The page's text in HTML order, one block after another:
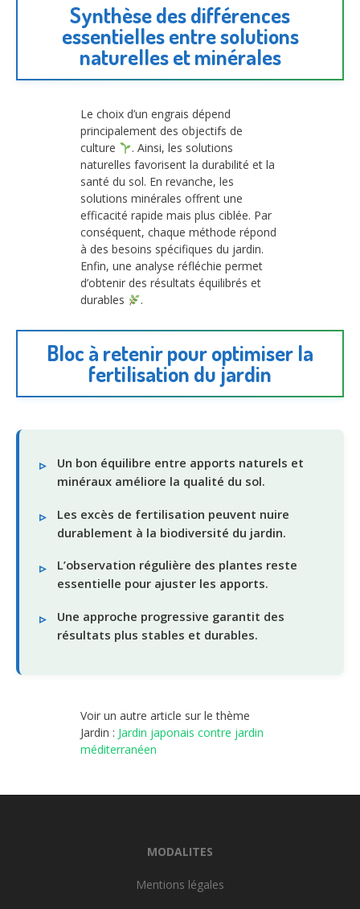
Synthèse des différences
essentielles entre solutions
naturelles et minérales
Le choix d’un engrais dépend
principalement des objectifs de
culture
. Ainsi, les solutions
naturelles favorisent la durabilité et la
santé du sol. En revanche, les
solutions minérales offrent une
efficacité rapide mais plus ciblée. Par
conséquent, chaque méthode répond
à des besoins spécifiques du jardin.
Enfin, une analyse réfléchie permet
d’obtenir des résultats équilibrés et
durables
.
Bloc à retenir pour optimiser la
fertilisation du jardin
Un bon équilibre entre apports naturels et
minéraux améliore la qualité du sol.
Les excès de fertilisation peuvent nuire
durablement à la biodiversité du jardin.
L’observation régulière des plantes reste
essentielle pour ajuster les apports.
Une approche progressive garantit des
résultats plus stables et durables.
Voir un autre article sur le thème
Jardin : Jardin japonais contre jardin
méditerranéen
MODALITES
Mentions légales